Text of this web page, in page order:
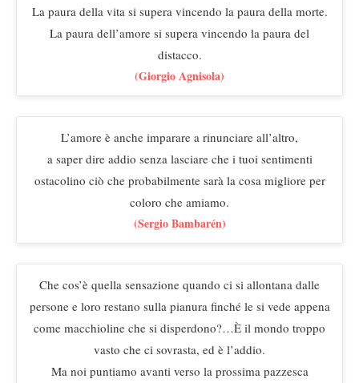
La paura della vita si supera vincendo la paura della morte.
La paura dell’amore si supera vincendo la paura del
distacco.
(Giorgio Agnisola)
L’amore è anche imparare a rinunciare all’altro,
a saper dire addio senza lasciare che i tuoi sentimenti
ostacolino ciò che probabilmente sarà la cosa migliore per
coloro che amiamo.
(Sergio Bambarén)
Che cos’è quella sensazione quando ci si allontana dalle
persone e loro restano sulla pianura finché le si vede appena
come macchioline che si disperdono?…È il mondo troppo
vasto che ci sovrasta, ed è l’addio.
Ma noi puntiamo avanti verso la prossima pazzesca